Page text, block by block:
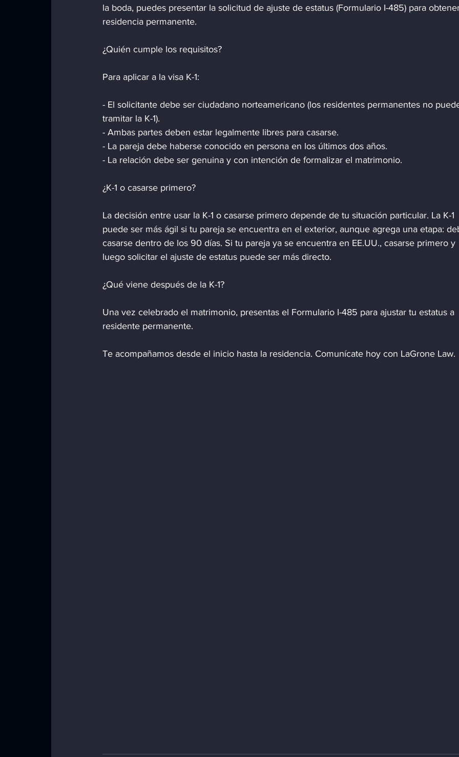
la boda, puedes presentar la solicitud de ajuste de estatus (Formulario I-485) para
residencia permanente.
¿Quién cumple los requisitos?
Para aplicar a la visa K-1:
- El solicitante debe ser ciudadano norteamericano (los residentes permanentes no
tramitar la K-1).
- Ambas partes deben estar legalmente libres para casarse.
- La pareja debe haberse conocido en persona en los últimos dos años.
- La relación debe ser genuina y con intención de formalizar el matrimonio.
¿K-1 o casarse primero?
La decisión entre usar la K-1 o casarse primero depende de tu situación particular. La K-1
puede ser más ágil si tu pareja se encuentra en el exterior, aunque agrega una etapa:
casarse dentro de los 90 días. Si tu pareja ya se encuentra en EE.UU., casarse primero y
luego solicitar el ajuste de estatus puede ser más directo.
¿Qué viene después de la K-1?
Una vez celebrado el matrimonio, presentas el Formulario I-485 para ajustar tu estatus a
residente permanente.
Te acompañamos desde el inicio hasta la residencia. Comunícate hoy con LaGrone Law.